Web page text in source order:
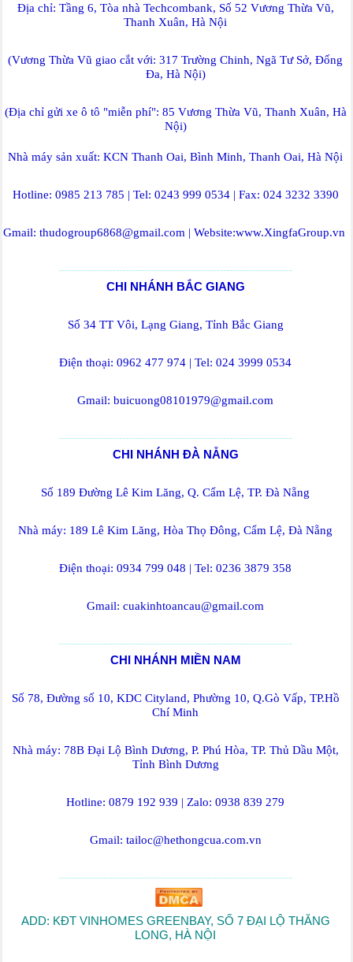
Địa chỉ: Tầng 6, Tòa nhà Techcombank, Số 52 Vương Thừa Vũ,
Thanh Xuân, Hà Nội
(Vương Thừa Vũ giao cắt với: 317 Trường Chinh, Ngã Tư Sở, Đống
Đa, Hà Nội)
(Địa chỉ gửi xe ô tô "miễn phí": 85 Vương Thừa Vũ, Thanh Xuân, Hà
Nội)
Nhà máy sản xuất: KCN Thanh Oai, Bình Minh, Thanh Oai, Hà Nội
Hotline: 0985 213 785 | Tel: 0243 999 0534 | Fax: 024 3232 3390
Gmail: thudogroup6868@gmail.com | Website:www.XingfaGroup.vn
--------------------------------------------------------------------------
CHI NHÁNH BẮC GIANG
Số 34 TT Vôi, Lạng Giang, Tỉnh Bắc Giang
Điện thoại: 0962 477 974 | Tel: 024 3999 0534
Gmail: buicuong08101979@gmail.com
--------------------------------------------------------------------------
CHI NHÁNH ĐÀ NẴNG
Số 189 Đường Lê Kim Lăng, Q. Cẩm Lệ, TP. Đà Nẵng
Nhà máy: 189 Lê Kim Lăng, Hòa Thọ Đông, Cẩm Lệ, Đà Nẵng
Điện thoại: 0934 799 048 | Tel: 0236 3879 358
Gmail: cuakinhtoancau@gmail.com
--------------------------------------------------------------------------
CHI NHÁNH MIỀN NAM
Số 78, Đường số 10, KDC Cityland, Phường 10, Q.Gò Vấp, TP.Hồ
Chí Minh
Nhà máy: 78B Đại Lộ Bình Dương, P. Phú Hòa, TP. Thủ Dầu Một,
Tỉnh Bình Dương
Hotline: 0879 192 939 | Zalo: 0938 839 279
Gmail: tailoc@hethongcua.com.vn
--------------------------------------------------------------------------
ADD: KĐT VINHOMES GREENBAY, SỐ 7 ĐẠI LỘ THĂNG
LONG, HÀ NỘI